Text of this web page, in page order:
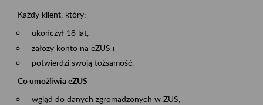
Każdy klient, który:
ukończył 18 lat,
założy konto na eZUS i
potwierdzi swoją tożsamość.
Co umożliwia eZUS
wgląd do danych zgromadzonych w ZUS,